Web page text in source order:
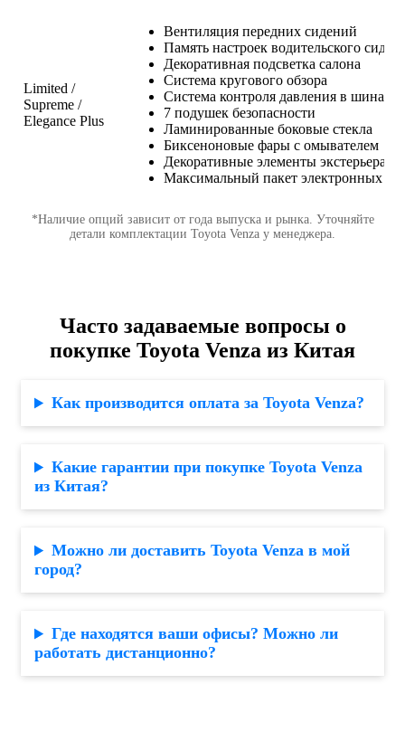
Limited /
Supreme /
Elegance Plus
Вентиляция передних сидений
Память настроек водительского
Декоративная подсветка салона
Система кругового обзора
Система контроля давления в шинах
7 подушек безопасности
Ламинированные боковые стекла
Биксеноновые фары с омывателем
Декоративные элементы экстерьера
Максимальный пакет электронных
*Наличие опций зависит от года выпуска и рынка. Уточняйте
детали комплектации Toyota Venza у менеджера.
Часто задаваемые вопросы о
покупке Toyota Venza из Китая
Как производится оплата за Toyota Venza?
Какие гарантии при покупке Toyota Venza
из Китая?
Можно ли доставить Toyota Venza в мой
город?
Где находятся ваши офисы? Можно ли
работать дистанционно?